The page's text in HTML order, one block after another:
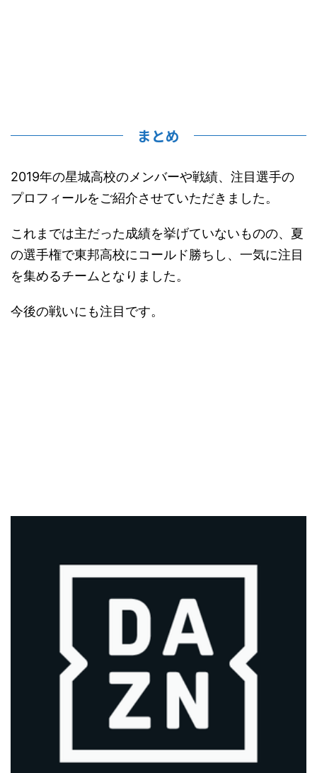
まとめ
2019年の星城高校のメンバーや戦績、注目選手の
プロフィールをご紹介させていただきました。
これまでは主だった成績を挙げていないものの、夏
の選手権で東邦高校にコールド勝ちし、一気に注目
を集めるチームとなりました。
今後の戦いにも注目です。